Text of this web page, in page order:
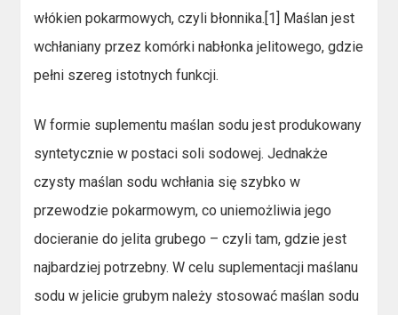
włókien pokarmowych, czyli błonnika.[1] Maślan jest
wchłaniany przez komórki nabłonka jelitowego, gdzie
pełni szereg istotnych funkcji.
W formie suplementu maślan sodu jest produkowany
syntetycznie w postaci soli sodowej. Jednakże
czysty maślan sodu wchłania się szybko w
przewodzie pokarmowym, co uniemożliwia jego
docieranie do jelita grubego – czyli tam, gdzie jest
najbardziej potrzebny. W celu suplementacji maślanu
sodu w jelicie grubym należy stosować maślan sodu